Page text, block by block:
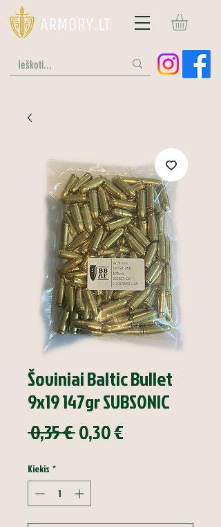
Šoviniai Baltic Bullet
9x19 147gr SUBSONIC
0,35 € Įprastinė
0,30 €Pardavimo
Kiekis *